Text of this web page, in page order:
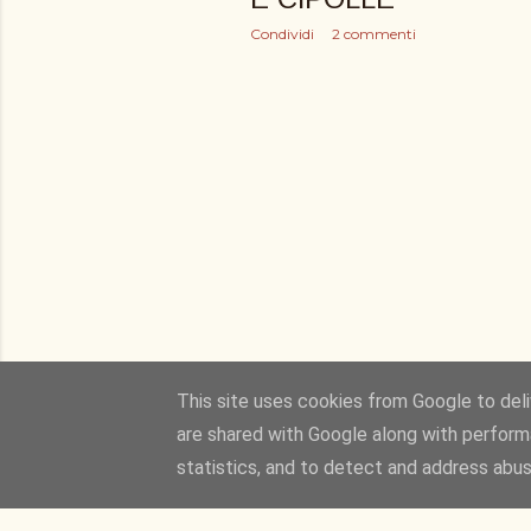
Condividi 2 commenti
This site uses cookies from Google to
are shared with Google along with
statistics, and to detect and address